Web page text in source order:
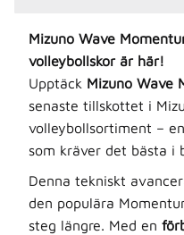
Mizuno Wave
volleybollskor är här!
Upptäck Mizuno Wave
senaste tillskottet i
volleybollsortiment –
som kräver det bästa i
Denna tekniskt
den populära
steg längre. Med en